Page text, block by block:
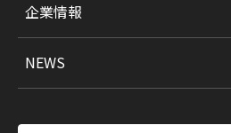
企業情報
NEWS